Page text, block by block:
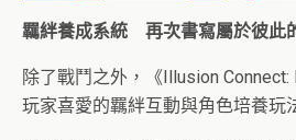
羈絆養成系統 再次書寫屬於彼此
除了戰鬥之外，《Illusion
玩家喜愛的羈絆互動與角色培養玩